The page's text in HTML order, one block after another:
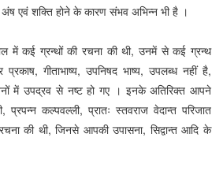
एवं शक्ति होने के कारण संभव अभिन्न भी है ।
में कई ग्रन्थों की रचना की थी, उनमें से कई ग्रन्थ
प्रकाष, गीताभाष्य, उपनिषद भाष्य, उपलब्ध नहीं है,
में उपद्रव से नष्ट हो गए । इनके अतिरिक्त आपने
प्रपन्न कल्पवल्ली, प्रातः स्तवराज वेदान्त परिजात
की थी, जिनसे आपकी उपासना, सिद्वान्त आदि के